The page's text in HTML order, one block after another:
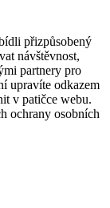
přizpůsobený
návštěvnost,
partnery pro
upravíte odkazem
v patičce webu.
ochrany osobních